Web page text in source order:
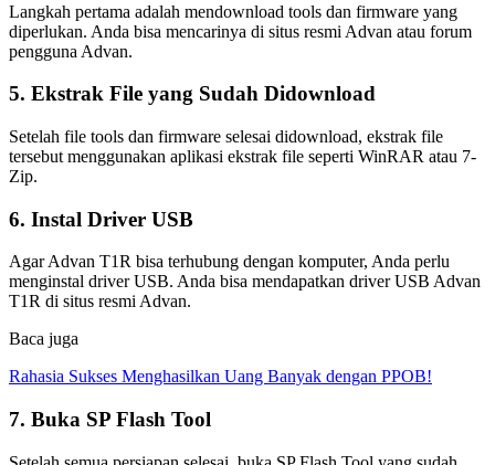
Langkah pertama adalah mendownload tools dan firmware yang
diperlukan. Anda bisa mencarinya di situs resmi Advan atau forum
pengguna Advan.
5. Ekstrak File yang Sudah Didownload
Setelah file tools dan firmware selesai didownload, ekstrak file
tersebut menggunakan aplikasi ekstrak file seperti WinRAR atau 7-
Zip.
6. Instal Driver USB
Agar Advan T1R bisa terhubung dengan komputer, Anda perlu
menginstal driver USB. Anda bisa mendapatkan driver USB Advan
T1R di situs resmi Advan.
Baca juga
Rahasia Sukses Menghasilkan Uang Banyak dengan PPOB!
7. Buka SP Flash Tool